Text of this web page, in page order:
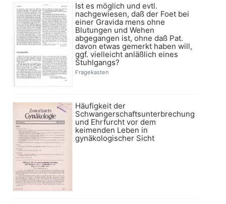
Ist es möglich und evtl.
nachgewiesen, daß der Foet bei
einer Gravida mens ohne
Blutungen und Wehen
abgegangen ist, ohne daß Pat.
davon etwas gemerkt haben will,
ggf. vielleicht anläßlich eines
Stuhlgangs?
Fragekasten
Häufigkeit der
Schwangerschaftsunterbrechung
und Ehrfurcht vor dem
keimenden Leben in
gynäkologischer Sicht